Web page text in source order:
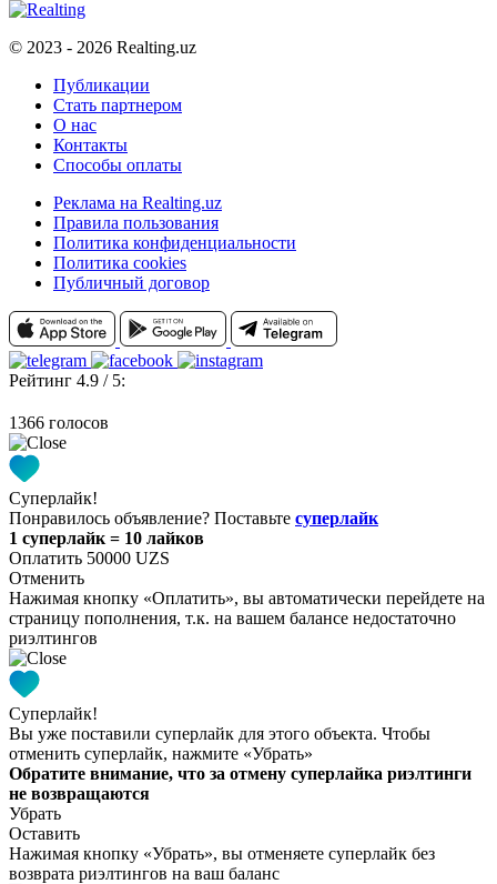
© 2023 - 2026 Realting.uz
Публикации
Стать партнером
О нас
Контакты
Способы оплаты
Реклама на Realting.uz
Правила пользования
Политика конфиденциальности
Политика cookies
Публичный договор
Рейтинг 4.9 / 5:
1366 голосов
Суперлайк!
Понравилось объявление? Поставьте суперлайк
1 суперлайк = 10 лайков
Оплатить 50000 UZS
Отменить
Нажимая кнопку «Оплатить», вы автоматически перейдете на
страницу пополнения, т.к. на вашем балансе недостаточно
риэлтингов
Суперлайк!
Вы уже поставили суперлайк для этого объекта. Чтобы
отменить суперлайк, нажмите «Убрать»
Обратите внимание, что за отмену суперлайка риэлтинги
не возвращаются
Убрать
Оставить
Нажимая кнопку «Убрать», вы отменяете суперлайк без
возврата риэлтингов на ваш баланс